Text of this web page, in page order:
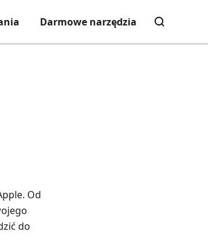
Darmowe narzędzia
Od
do